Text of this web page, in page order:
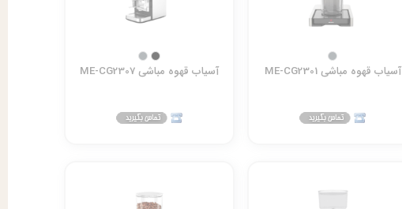
آسیاب قهوه مباشی ME-CG2301 آسیاب قهوه مباشی ME-CG2307